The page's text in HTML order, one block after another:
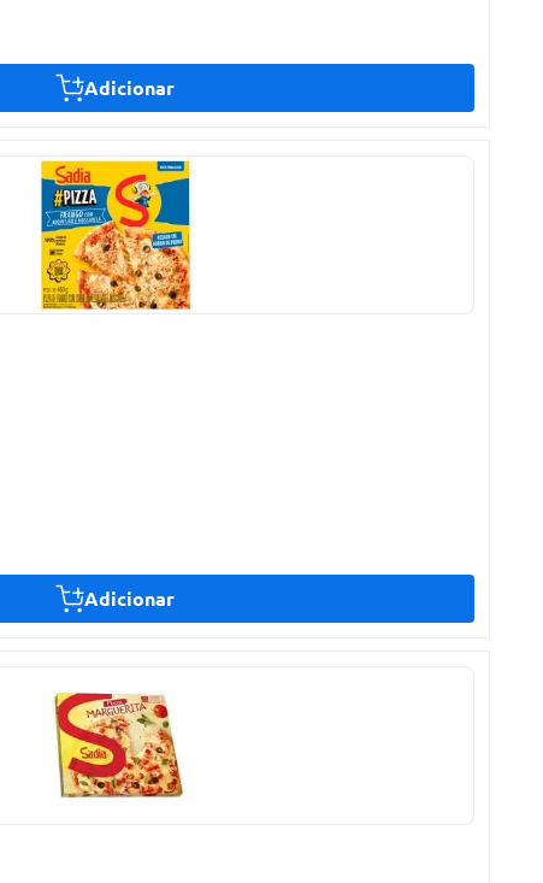
Adicionar
Adicionar